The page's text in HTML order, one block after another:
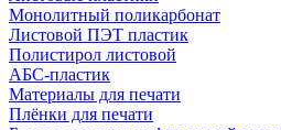
Монолитный поликарбонат
Листовой ПЭТ пластик
Полистирол листовой
АБС-пластик
Материалы для печати
Плёнки для печати